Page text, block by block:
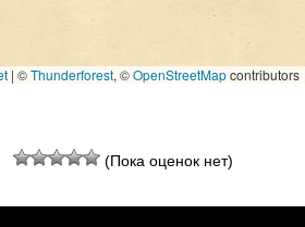
| ©Thunderforest, ©OpenStreetMapcontributors
(Пока оценок нет)